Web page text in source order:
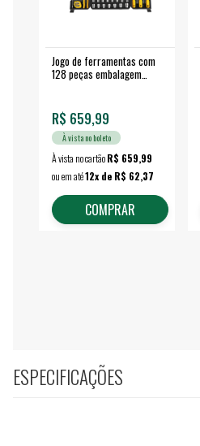
Jogo de ferramentas com
128 peças embalagem
R$ 659,99
À vista no boleto
À vista no cartãoR$ 659,99
ou em até12x de R$ 62,37
COMPRAR
ESPECIFICAÇÕES